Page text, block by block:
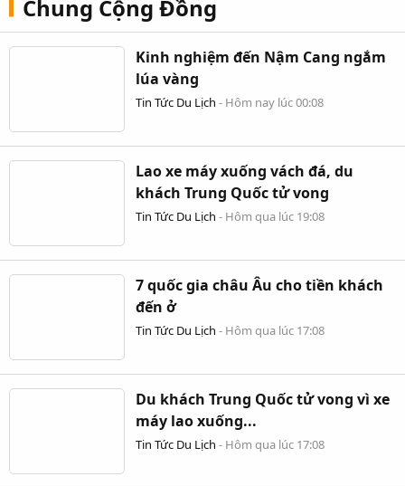
Chung Cộng Đồng
Kinh nghiệm đến Nậm Cang ngắm
lúa vàng
Tin Tức Du Lịch - Hôm nay lúc 00:08
Lao xe máy xuống vách đá, du
khách Trung Quốc tử vong
Tin Tức Du Lịch - Hôm qua lúc 19:08
7 quốc gia châu Âu cho tiền khách
đến ở
Tin Tức Du Lịch - Hôm qua lúc 17:08
Du khách Trung Quốc tử vong vì xe
máy lao xuống...
Tin Tức Du Lịch - Hôm qua lúc 17:08